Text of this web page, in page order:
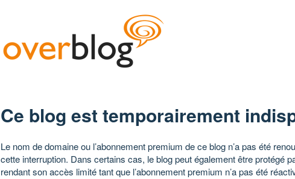
Ce blog est temporairement
Le nom de domaine ou l’abonnement premium de ce blog n’a pas été
cette interruption. Dans certains cas, le blog peut également être protégé
rendant son accès limité tant que l’abonnement premium n’a pas été